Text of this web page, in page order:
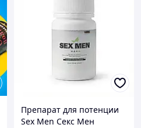
Препарат для потенции
Sex Men Секс Мен